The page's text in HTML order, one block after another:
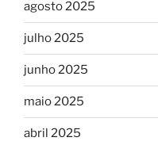
agosto 2025
julho 2025
junho 2025
maio 2025
abril 2025